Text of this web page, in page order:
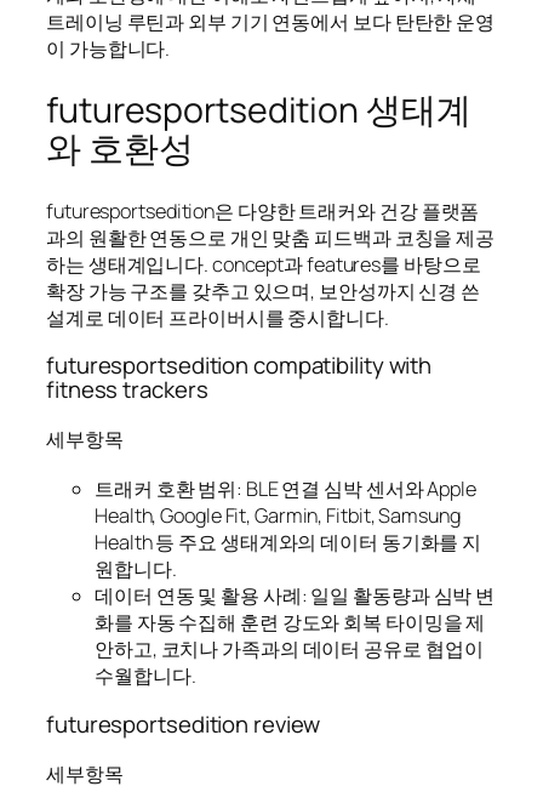
트레이닝 루틴과 외부 기기 연동에서 보다 탄탄한 운영
이 가능합니다.
futuresportsedition 생태계
와 호환성
futuresportsedition은 다양한 트래커와 건강 플랫폼
과의 원활한 연동으로 개인 맞춤 피드백과 코칭을 제공
하는 생태계입니다. concept과 features를 바탕으로
확장 가능 구조를 갖추고 있으며, 보안성까지 신경 쓴
설계로 데이터 프라이버시를 중시합니다.
futuresportsedition compatibility with
fitness trackers
세부항목
트래커 호환 범위: BLE 연결 심박 센서와 Apple
Health, Google Fit, Garmin, Fitbit, Samsung
Health 등 주요 생태계와의 데이터 동기화를 지
원합니다.
데이터 연동 및 활용 사례: 일일 활동량과 심박 변
화를 자동 수집해 훈련 강도와 회복 타이밍을 제
안하고, 코치나 가족과의 데이터 공유로 협업이
수월합니다.
futuresportsedition review
세부항목